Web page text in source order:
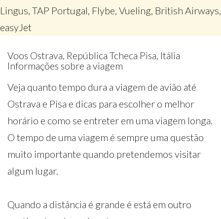
Lingus, TAP Portugal, Flybe, Vueling, British Airways,
easyJet
Voos Ostrava, República Tcheca Pisa, Itália
Informações sobre a viagem
Veja quanto tempo dura a viagem de avião até
Ostrava e Pisa e dicas para escolher o melhor
horário e como se entreter em uma viagem longa.
O tempo de uma viagem é sempre uma questão
muito importante quando pretendemos visitar
algum lugar.
Quando a distância é grande é está em outro